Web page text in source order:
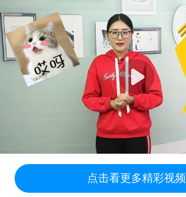
点击看更多精彩视频